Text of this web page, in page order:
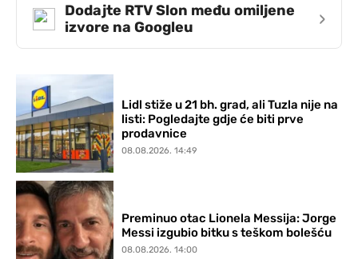
Dodajte RTV Slon među omiljene
izvore na Googleu
›
Lidl stiže u 21 bh. grad, ali Tuzla nije na
listi: Pogledajte gdje će biti prve
prodavnice
08.08.2026. 14:49
Preminuo otac Lionela Messija: Jorge
Messi izgubio bitku s teškom bolešću
08.08.2026. 14:00